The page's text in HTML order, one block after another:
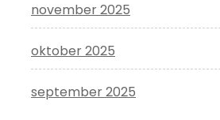
november 2025
oktober 2025
september 2025